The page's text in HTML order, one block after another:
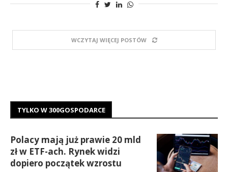
WCZYTAJ WIĘCEJ POSTÓW
TYLKO W 300GOSPODARCE
Polacy mają już prawie 20 mld
zł w ETF-ach. Rynek widzi
dopiero początek wzrostu